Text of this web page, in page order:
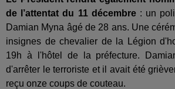
de l’attentat du 11 décembre: un
Damian Myna âgé de 28 ans. Une
insignes de chevalier de la Légion
19h à l'hôtel de la préfecture.
d'arrêter le terroriste et il avait été
reçu onze coups de couteau.